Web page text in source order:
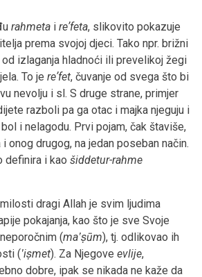
rahmeta i reʼfeta, slikovito pokazuje
prema svojoj djeci. Tako npr. brižni
izlaganja hladnoći ili prevelikoj žegi
To je reʼfet, čuvanje od svega što bi
nevolju i sl. S druge strane, primjer
razboli pa ga otac i majka njeguju i
i nelagodu. Prvi pojam, čak štaviše,
onog drugog, na jedan poseban način.
definira i kao šiddetur-rahme
dragi Allah je svim ljudima
pokajanja, kao što je sve Svoje
(maʽṣūm), tj. odlikovao ih
(ʽiṣmet). Za Njegove evlije,
dobre, ipak se nikada ne kaže da